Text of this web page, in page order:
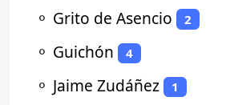
⚬ Grito de Asencio 2
⚬ Guichón 4
⚬ Jaime Zudáñez 1